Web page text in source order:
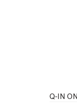
Q-IN